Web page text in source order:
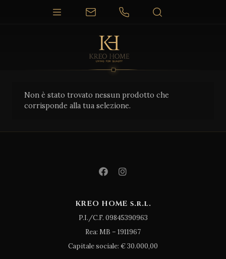
Non è stato trovato nessun prodotto che
corrisponde alla tua selezione.
KREO HOME s.r.l.
P.I./C.F. 09845390963
Rea: MB – 1911967
Capitale sociale: € 30.000,00